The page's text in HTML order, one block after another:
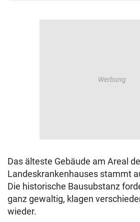
Das älteste Gebäude am Areal
Landeskrankenhauses stammt
Die historische Bausubstanz
ganz gewaltig, klagen
wieder.